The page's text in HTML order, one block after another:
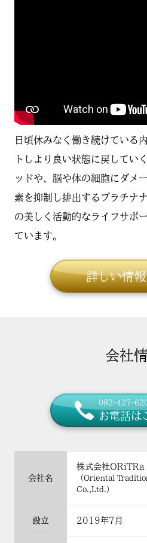
日頃休みなく働き続けている
トしより良い状態に戻してい
ッドや、脳や体の細胞にダメ
素を抑制し排出するプラチナ
の美しく活動的なライフサポ
ています。
詳しい情
会社
お電話は
会社名
株式会社ORiTRa
（Oriental
Co.,Ltd.）
設立 2019年7月